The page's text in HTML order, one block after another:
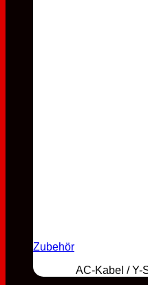
Zubehör
AC-Kabel / Y-